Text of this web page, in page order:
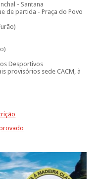
- Santana
de partida - Praça do Povo
Desportivos
provisórios sede CACM, à